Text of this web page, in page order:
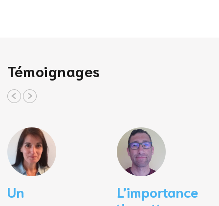
Témoignages
Un
L’importance